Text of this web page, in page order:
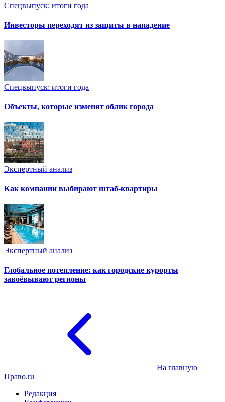
Спецвыпуск: итоги года
Инвесторы переходят из защиты в нападение
Спецвыпуск: итоги года
Объекты, которые изменят облик города
Экспертный анализ
Как компании выбирают штаб-квартиры
Экспертный анализ
Глобальное потепление: как городские курорты
завоёвывают регионы
На главную
Право.ru
Редакция